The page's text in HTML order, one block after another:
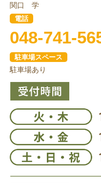
関口 学
電話
048-741-
駐車場スペース
駐車場あり